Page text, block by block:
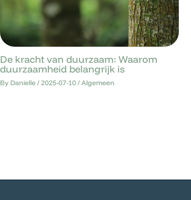
De kracht van duurzaam: Waarom
duurzaamheid belangrijk is
By Danielle/2025-07-10/Algemeen